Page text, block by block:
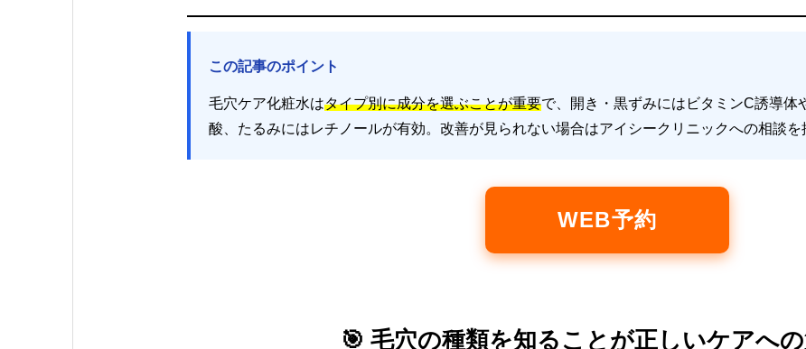
この記事のポイント
毛穴ケア化粧水はタイプ別に成分を選ぶことが重要で、開き・黒ずみにはビタミンC誘導体
酸、たるみにはレチノールが有効。改善が見られない場合はアイシークリニックへの相談を
WEB予約
🎯 毛穴の種類を知ることが正しいケアへ